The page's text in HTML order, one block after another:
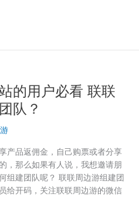
的用户必看 联联
队？
产品返佣金，自己购票或者分享
，那么如果有人说，我想邀请朋
组建团队呢？ 联联周边游组建团
给开码，关注联联周边游的微信